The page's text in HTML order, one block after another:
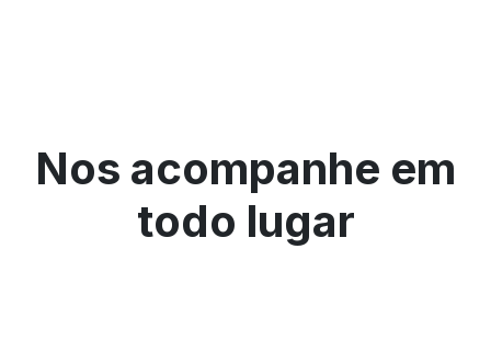
Nos acompanhe em
todo lugar